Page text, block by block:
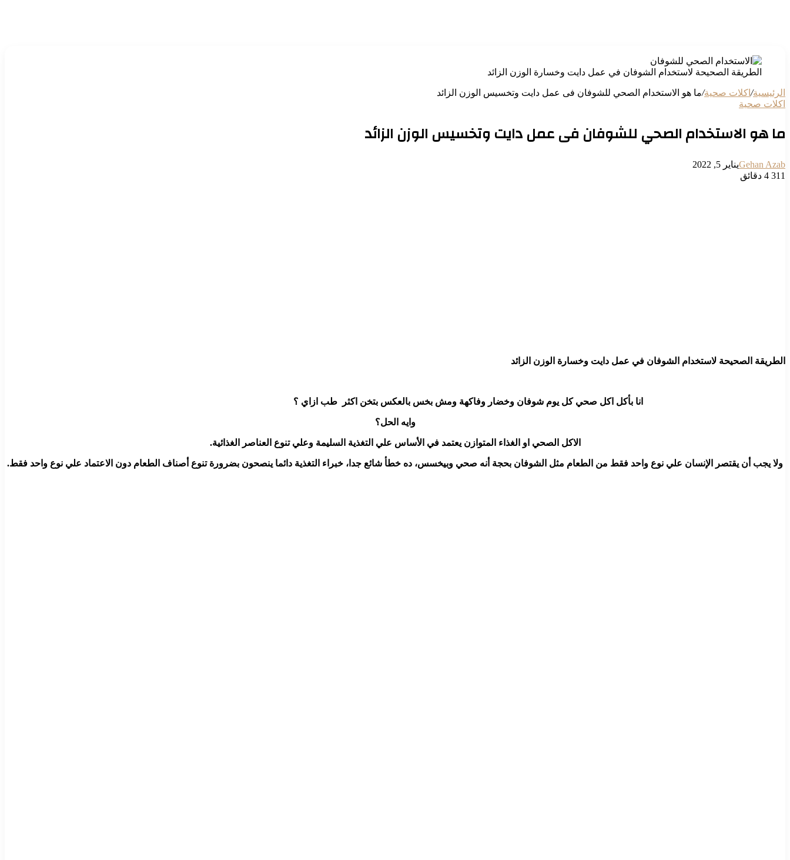
الطريقة الصحيحة لاستخدام الشوفان في عمل دايت وخسارة الوزن الزائد
الرئيسية/ اكلات صحية/ما هو الاستخدام الصحي للشوفان فى عمل دايت وتخسيس الوزن الزائد
اكلات صحية
ما هو الاستخدام الصحي للشوفان فى عمل دايت وتخسيس الوزن الزائد
Gehan Azabيناير 5, 2022
311 4 دقائق
الطريقة الصحيحة لاستخدام الشوفان في عمل دايت وخسارة الوزن الزائد
انا بأكل اكل صحي كل يوم شوفان وخضار وفاكهة ومش بخس بالعكس بتخن اكثر طب ازاي ؟
وايه الحل؟
الاكل الصحي او الغذاء المتوازن يعتمد في الأساس علي التغذية السليمة وعلي تنوع العناصر الغذائية.
ولا يجب أن يقتصر الإنسان علي نوع واحد فقط من الطعام مثل الشوفان بحجة أنه صحي وبيخسس، ده خطأ شائع جدا، خبراء التغذية دائما ينصحون بضرورة تنوع أصناف الطعام دون الاعتماد علي نوع واحد فقط.